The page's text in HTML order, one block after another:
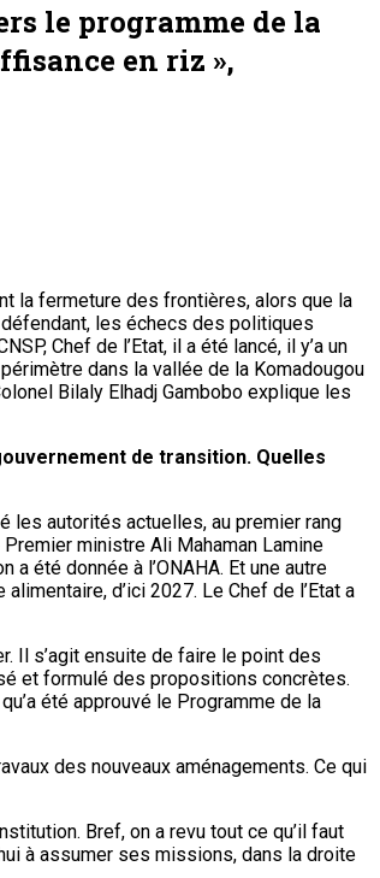
le programme de la
en riz »,
la fermeture des frontières, alors que la
les échecs des politiques
Chef de l’Etat, il a été lancé, il y’a un
dans la vallée de la Komadougou
Bilaly Elhadj Gambobo explique les
de transition. Quelles
les autorités actuelles, au premier rang
ministre Ali Mahaman Lamine
été donnée à l’ONAHA. Et une autre
d’ici 2027. Le Chef de l’Etat a
Il s’agit ensuite de faire le point des
et formulé des propositions concrètes.
été approuvé le Programme de la
des nouveaux aménagements. Ce qui
Bref, on a revu tout ce qu’il faut
à assumer ses missions, dans la droite